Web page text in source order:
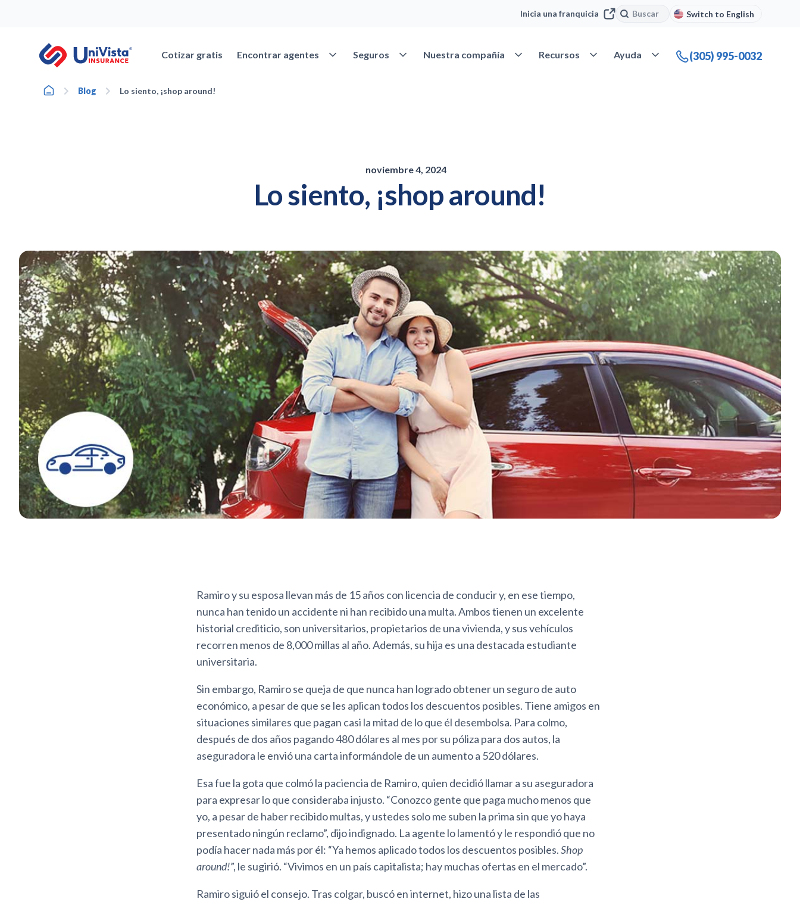
Inicia una franquicia Buscar
Buscar Switch to English
Cotizar gratis Encontrar agentes Abrir Encontrar agentes
Seguros Abrir SegurosNuestra compañía Abrir Nuestra compañía
Recursos Abrir Recursos
Ayuda Abrir Ayuda(305) 995-0032
Home Blog Lo siento, ¡shop around!
noviembre 4, 2024
Lo siento, ¡shop around!
Ramiro y su esposa llevan más de 15 años con licencia de conducir y, en ese tiempo,
nunca han tenido un accidente ni han recibido una multa. Ambos tienen un excelente
historial crediticio, son universitarios, propietarios de una vivienda, y sus vehículos
recorren menos de 8,000 millas al año. Además, su hija es una destacada estudiante
universitaria.
Sin embargo, Ramiro se queja de que nunca han logrado obtener un seguro de auto
económico, a pesar de que se les aplican todos los descuentos posibles. Tiene amigos en
situaciones similares que pagan casi la mitad de lo que él desembolsa. Para colmo,
después de dos años pagando 480 dólares al mes por su póliza para dos autos, la
aseguradora le envió una carta informándole de un aumento a 520 dólares.
Esa fue la gota que colmó la paciencia de Ramiro, quien decidió llamar a su aseguradora
para expresar lo que consideraba injusto. “Conozco gente que paga mucho menos que
yo, a pesar de haber recibido multas, y ustedes solo me suben la prima sin que yo haya
presentado ningún reclamo”, dijo indignado. La agente lo lamentó y le respondió que no
podía hacer nada más por él: “Ya hemos aplicado todos los descuentos posibles.Shop
around!”, le sugirió. “Vivimos en un país capitalista; hay muchas ofertas en el mercado”.
Ramiro siguió el consejo. Tras colgar, buscó en internet, hizo una lista de las